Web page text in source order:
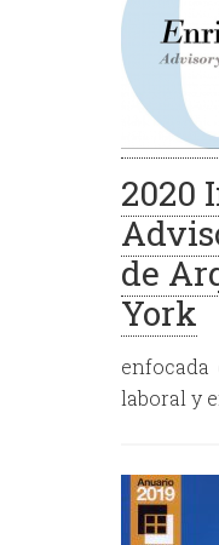
2020
de
York
laboral y